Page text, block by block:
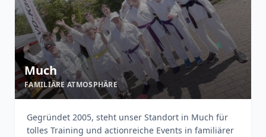
Much
FAMILIÄRE ATMOSPHÄRE
Gegründet 2005, steht unser Standort in Much für
tolles Training und actionreiche Events in familiärer